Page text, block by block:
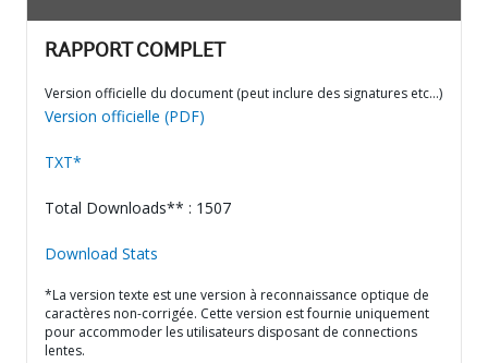
RAPPORT COMPLET
Version officielle du document (peut inclure des signatures etc…)
Version officielle (PDF)
TXT*
Total Downloads** : 1507
Download Stats
*La version texte est une version à reconnaissance optique de
caractères non-corrigée. Cette version est fournie uniquement
pour accommoder les utilisateurs disposant de connections
lentes.